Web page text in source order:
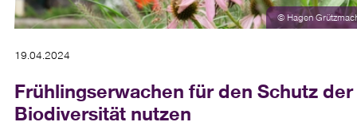
© Hagen
19.04.2024
Frühlingserwachen für den Schutz der
Biodiversität nutzen